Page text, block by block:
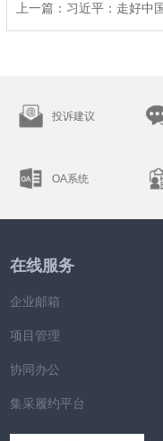
上一篇 ： 习近平：走好中
投诉建议
OA系统
在线服务
企业邮箱
项目管理
协同办公
集采履约平台